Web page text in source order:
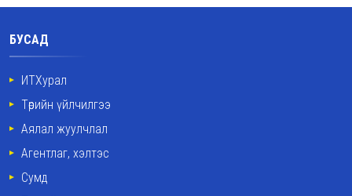
БУСАД
ИТХурал
Төрийн үйлчилгээ
Аялал жуулчлал
Агентлаг, хэлтэс
Сумд